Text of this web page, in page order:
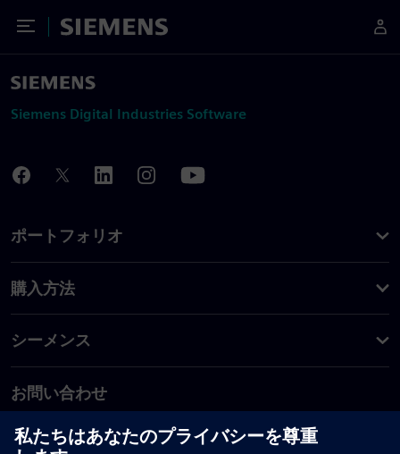
Toggle Menu
Siemens
Siemens Digital Industries Software
ポートフォリオ
購入方法
シーメンス
お問い合わせ
PLM製品のお問い合わせ